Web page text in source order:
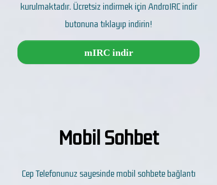
kurulmaktadır. Ücretsiz indirmek için AndroIRC indir
butonuna tıklayıp indirin!
mIRC indir
Mobil Sohbet
Cep Telefonunuz sayesinde mobil sohbete bağlantı